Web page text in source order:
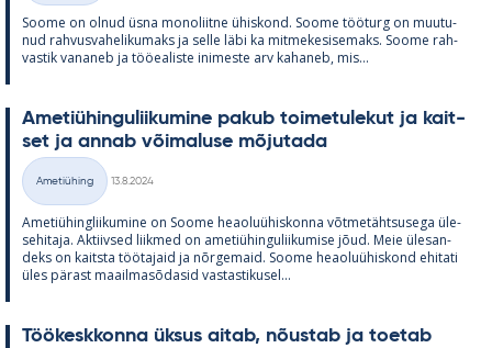
Soome on ol­nud üsna mo­no­liitne ühis­kond. Soome töö­turg on muu­tu­
nud rah­vus­va­he­li­ku­maks ja selle läbi ka mit­me­ke­si­se­maks. Soome rah­
vas­tik va­na­neb ja töö­ea­liste ini­meste arv ka­ha­neb, mis...
Ame­tiü­hin­gu­lii­ku­mine pa­kub toi­me­tu­le­kut ja kait­
set ja an­nab või­ma­luse mõ­ju­tada
Kategooriad
Ametiühing
13.8.2024
Ame­tiü­hinglii­ku­mine on Soome heao­luü­his­konna võt­me­täht­susega üle­
se­hi­taja. Ak­tiiv­sed liik­med on ame­tiü­hin­gu­lii­ku­mise jõud. Meie üle­san­
deks on kaitsta töö­ta­jaid ja nõr­ge­maid. Soome heao­luü­his­kond ehi­tati
üles pä­rast maa­il­masõ­da­sid vas­tas­ti­kusel...
Töö­kesk­konna ük­sus ai­tab, nõus­tab ja toe­tab